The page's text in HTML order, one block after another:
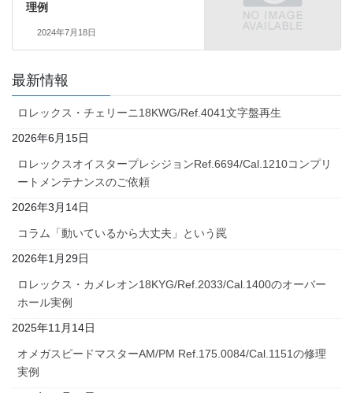
理例
2024年7月18日
最新情報
ロレックス・チェリーニ18KWG/Ref.4041文字盤再生
2026年6月15日
ロレックスオイスタープレシジョンRef.6694/Cal.1210コンプリ
ートメンテナンスのご依頼
2026年3月14日
コラム「動いているから大丈夫」という罠
2026年1月29日
ロレックス・カメレオン18KYG/Ref.2033/Cal.1400のオーバー
ホール実例
2025年11月14日
オメガスピードマスターAM/PM Ref.175.0084/Cal.1151の修理
実例